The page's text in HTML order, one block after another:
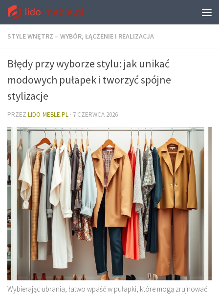
STYLE WNĘTRZ – WYBÓR, ŁĄCZENIE I REALIZACJA
Błędy przy wyborze stylu: jak unikać
modowych pułapek i tworzyć spójne
stylizacje
PRZEZ LIDO-MEBLE.PL · 7 CZERWCA 2026
Wybierając ubrania, łatwo wpaść w pułapki, które mogą zrujnować